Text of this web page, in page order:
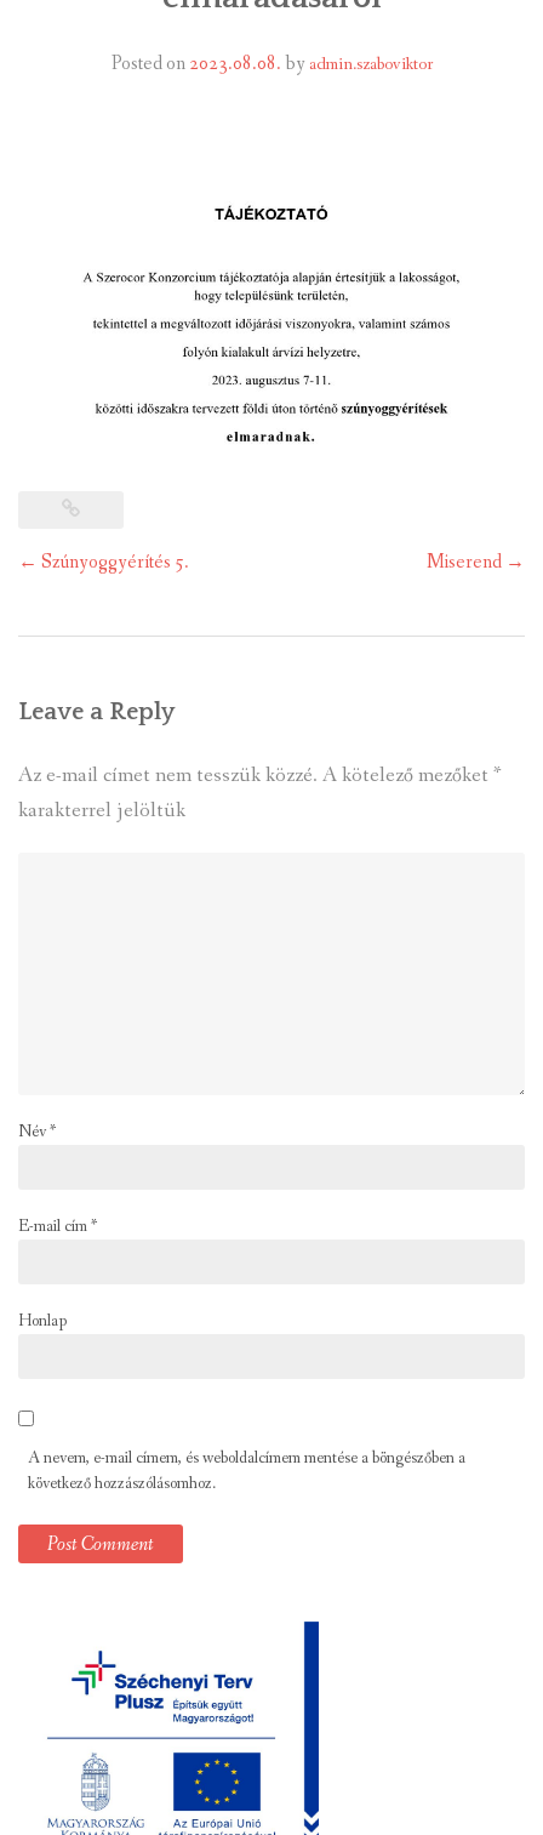
INTÉZMÉNYEK
LETÖLTHETŐ NYOMTATVÁNYOK
TELEPÜLÉSIKÉPVISELŐI VAGYONNYILATKOZATOK – 2026.
VAGYONNYILATKOZATA – 2026. ÉV
Posted on2023.08.08.by admin.szaboviktor
Post
← Szúnyoggyérítés 5. Miserend →
Leave a Reply
Az e-mail címet nem tesszük közzé. A kötelező mezőket *
karakterrel jelöltük
Név*
E-mail cím*
Honlap
A nevem, e-mail címem, és weboldalcímem mentése a böngészőben a
következő hozzászólásomhoz.